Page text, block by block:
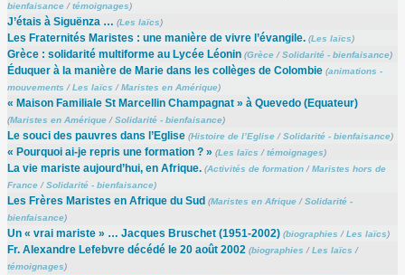
bienfaisance/témoignages)
J’étais à Siguënza … (Les laïcs)
Les Fraternités Maristes : une manière de vivre l’évangile. (Les laïcs)
Grèce : solidarité multiforme au Lycée Léonin (Grèce/Solidarité - bienfaisance)
Éduquer à la manière de Marie dans les collèges de Colombie (animations -
mouvements /Les laïcs /Maristes en Amérique)
« Maison Familiale St Marcellin Champagnat » à Quevedo (Equateur)
(Maristes en Amérique/Solidarité - bienfaisance)
Le souci des pauvres dans l’Eglise (Histoire de l’Eglise/Solidarité - bienfaisance)
« Pourquoi ai-je repris une formation ? » (Les laïcs /témoignages)
La vie mariste aujourd’hui, en Afrique. (Activités de formation/Maristes hors de
France/Solidarité - bienfaisance)
Les Frères Maristes en Afrique du Sud (Maristes en Afrique/Solidarité -
bienfaisance)
Un « vrai mariste » … Jacques Bruschet (1951-2002) (biographies /Les laïcs)
Fr. Alexandre Lefebvre décédé le 20 août 2002 (biographies /Les laïcs /
témoignages)